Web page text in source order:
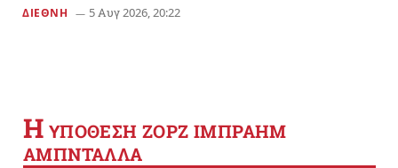
ΔΙΕΘΝΗ 5 Αυγ 2026, 20:22
Η YΠΟΘΕΣΗ ΖΟΡΖ ΙΜΠΡΑΗΜ
ΑΜΠΝΤΑΛΛΑ